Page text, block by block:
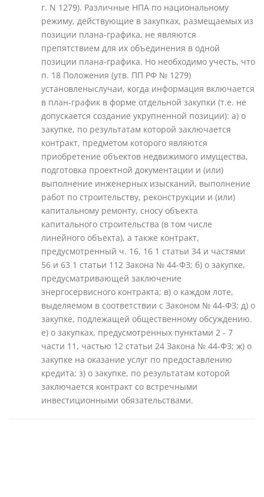
г. N 1279). Различные НПА по национальному
режиму, действующие в закупках, размещаемых из
позиции плана-графика, не являются
препятствием для их объединения в одной
позиции плана-графика. Но необходимо учесть, что
п. 18 Положения (утв. ПП РФ № 1279)
установленыслучаи, когда информация включается
в план-график в форме отдельной закупки (т.е. не
допускается создание укрупненной позиции): а) о
закупке, по результатам которой заключается
контракт, предметом которого являются
приобретение объектов недвижимого имущества,
подготовка проектной документации и (или)
выполнение инженерных изысканий, выполнение
работ по строительству, реконструкции и (или)
капитальному ремонту, сносу объекта
капитального строительства (в том числе
линейного объекта), а также контракт,
предусмотренный ч. 16, 16 1 статьи 34 и частями
56 и 63 1 статьи 112 Закона № 44-ФЗ; б) о закупке,
предусматривающей заключение
энергосервисного контракта; в) о каждом лоте,
выделяемом в соответствии с Законом № 44-ФЗ; д) о
закупке, подлежащей общественному обсуждению.
е) о закупках, предусмотренных пунктами 2 - 7
части 11, частью 12 статьи 24 Закона № 44-ФЗ; ж) о
закупке на оказание услуг по предоставлению
кредита; з) о закупке, по результатам которой
заключается контракт со встречными
инвестиционными обязательствами.